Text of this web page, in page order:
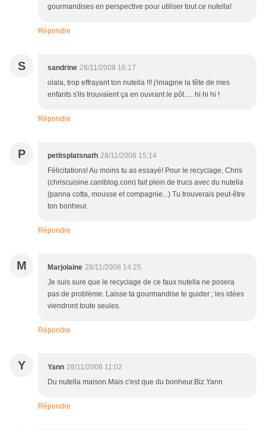
gourmandises en perspective pour utiliser tout ce nutella!
Répondre
S sandrine 28/11/2008 16:17
olala, trop effrayant ton nutella !!! j'imagine la tête de mes
enfants s'ils trouvaient ça en ouvrant le pôt..... hi hi hi !
Répondre
P petitsplatsnath 28/11/2008 15:14
Félicitations! Au moins tu as essayé! Pour le recyclage, Chris
(chriscuisine.canlblog.com) fait plein de trucs avec du nutella
(panna cotta, mousse et compagnie...) Tu trouverais peut-être
ton bonheur.
Répondre
M Marjolaine 28/11/2008 14:25
Je suis sure que le recyclage de ce faux nutella ne posera
pas de problème. Laisse ta gourmandise te guider ; les idées
viendront toute seules.
Répondre
Y Yann 28/11/2008 11:02
Du nutella maison.Mais c'est que du bonheur.Biz.Yann
Répondre